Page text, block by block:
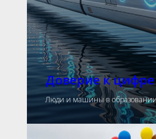
Доверие к цифре
Люди и машины в